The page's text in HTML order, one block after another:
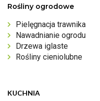
Rośliny ogrodowe
Pielęgnacja trawnika
Nawadnianie ogrodu
Drzewa iglaste
Rośliny cieniolubne
KUCHNIA